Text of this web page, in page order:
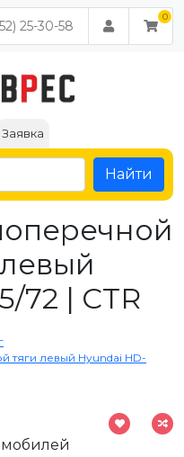
25-30-58
Заявка
Найти
72 | CTR
тяги левый Hyundai HD-